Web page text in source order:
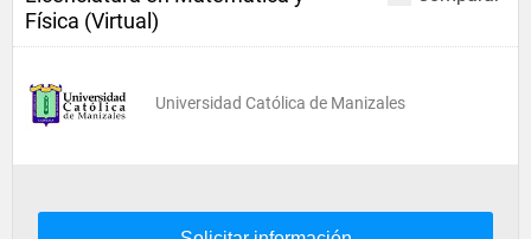
Física (Virtual)
Universidad Católica de Manizales